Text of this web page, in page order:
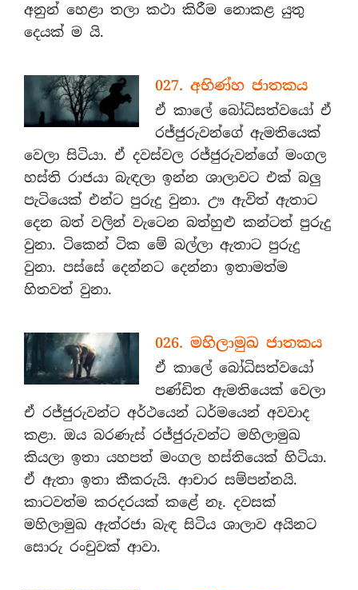
අනුන් හෙළා තලා කථා කිරීම නොකළ යුතු
දෙයක් ම යි.
027. අභිණ්හ ජාතකය
ඒ කාලේ බෝධිසත්වයෝ ඒ
රජ්ජුරුවන්ගේ ඇමතියෙක්
වෙලා සිටියා. ඒ දවස්වල රජ්ජුරුවන්ගේ මංගල
හස්ති රාජයා බැඳලා ඉන්න ශාලාවට එක් බලු
පැටියෙක් එන්ට පුරුදු වුනා. ඌ ඇවිත් ඇතාට
දෙන බත් වලින් වැටෙන බත්හුළු කන්ටත් පුරුදු
වුනා. ටිකෙන් ටික මේ බල්ලා ඇතාට පුරුදු
වුනා. පස්සේ දෙන්නට දෙන්නා ඉතාමත්ම
හිතවත් වුනා.
026. මහිලාමුඛ ජාතකය
ඒ කාලේ බෝධිසත්වයෝ
පණ්ඩිත ඇමතියෙක් වෙලා
ඒ රජ්ජුරුවන්ට අර්ථයෙන් ධර්මයෙන් අවවාද
කළා. ඔය බරණැස් රජ්ජුරුවන්ට මහිලාමුඛ
කියලා ඉතා යහපත් මංගල හස්තියෙක් හිටියා.
ඒ ඇතා ඉතා කීකරුයි. ආචාර සම්පන්නයි.
කාටවත්ම කරදරයක් කළේ නෑ. දවසක්
මහිලාමුඛ ඇත්රජා බැඳ සිටිය ශාලාව අයිනට
සොරු රංචුවක් ආවා.